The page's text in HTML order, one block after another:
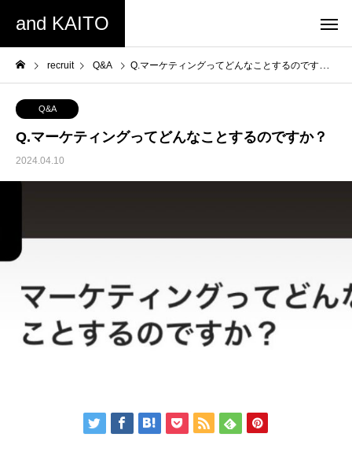
and KAITO
recruit Q&A Q.マーケティングってどんなことするのですか？
Q&A
Q.マーケティングってどんなことするのですか？
2024.04.10